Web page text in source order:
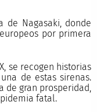
Nagasaki, donde
por primera
se recogen historias
de estas sirenas.
de gran prosperidad,
fatal.